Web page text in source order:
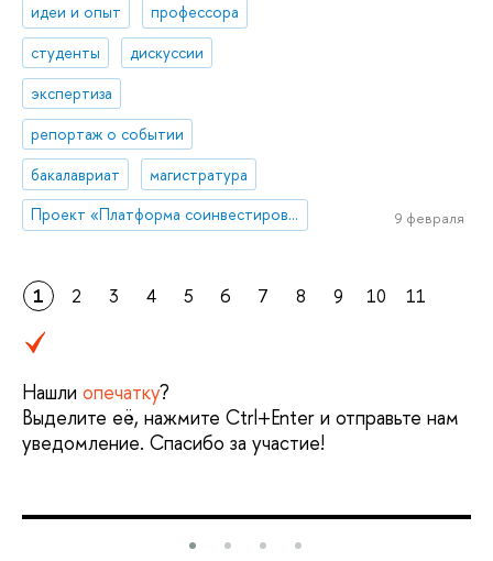
идеи и опыт
профессора
студенты
дискуссии
экспертиза
репортаж о событии
бакалавриат
магистратура
Проект «Платформа соинвестирования ключевых компетенций»
9 февраля
1 2 3 4 5 6 7 8 9 10 11
Нашли опечатку?
Выделите её, нажмите Ctrl+Enter и отправьте нам
уведомление. Спасибо за участие!